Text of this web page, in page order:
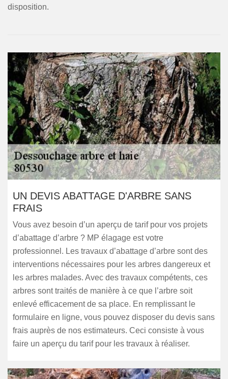
disposition.
UN DEVIS ABATTAGE D'ARBRE SANS
FRAIS
Vous avez besoin d’un aperçu de tarif pour vos projets
d’abattage d’arbre ? MP élagage est votre
professionnel. Les travaux d’abattage d’arbre sont des
interventions nécessaires pour les arbres dangereux et
les arbres malades. Avec des travaux compétents, ces
arbres sont traités de manière à ce que l’arbre soit
enlevé efficacement de sa place. En remplissant le
formulaire en ligne, vous pouvez disposer du devis sans
frais auprès de nos estimateurs. Ceci consiste à vous
faire un aperçu du tarif pour les travaux à réaliser.